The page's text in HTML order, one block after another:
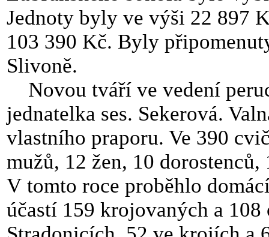
Jednoty byly ve výši 22 897
103 390 Kč. Byly
Slivoně.
Novou tváří ve vedení
jednatelka ses. Sekerová.
vlastního praporu. Ve 390
mužů, 12 žen, 10
V tomto roce proběhlo
účastí 159 krojovaných a